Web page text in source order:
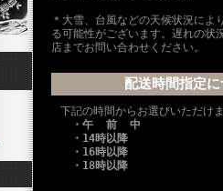
＊大雪、台風などの天候状況によ
る可能性がございます。遅れの状
店までお問い合わせください。
配送時間指定
下記の時間からお選びいただけ
・午 前 中
・14時以降
・16時以降
・18時以降